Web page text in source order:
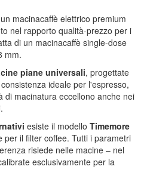
macinacaffè elettrico premium
nel rapporto qualità-prezzo per i
di un macinacaffè single-dose
mm.
piane universali, progettate
ideale per l'espresso,
di macinatura eccellono anche nei
esiste il modello Timemore
per il filter coffee. Tutti i parametri
risiede nelle macine – nel
esclusivamente per la